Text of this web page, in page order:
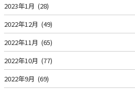
2023年1月 (28)
2022年12月 (49)
2022年11月 (65)
2022年10月 (77)
2022年9月 (69)